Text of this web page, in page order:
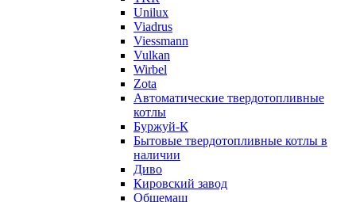
Unilux
Viadrus
Viessmann
Vulkan
Wirbel
Zota
Автоматические твердотопливные
котлы
Буржуй-К
Бытовые твердотопливные котлы в
наличии
Диво
Кировский завод
Общемаш